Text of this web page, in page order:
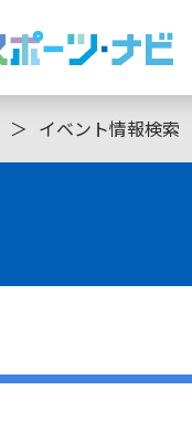
＞ イベント情報検索